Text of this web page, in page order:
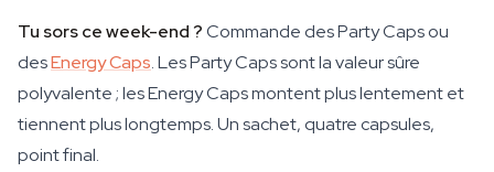
Tu sors ce week-end ?Commande des Party Caps ou
desEnergy Caps. Les Party Caps sont la valeur sûre
polyvalente ; les Energy Caps montent plus lentement et
tiennent plus longtemps. Un sachet, quatre capsules,
point final.